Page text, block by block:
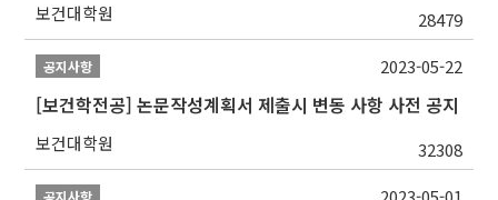
보건대학원 28479
공지사항
[보건학전공] 논문작성계획서 제출시 변동 사항 사전 공지
보건대학원 32308
2023-05-22
공지사항